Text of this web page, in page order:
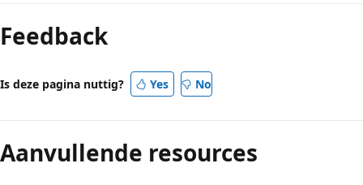
uitgeschakeld
Feedback
Is deze pagina nuttig? Yes No
Aanvullende resources